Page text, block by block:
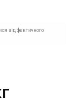
від фактичного